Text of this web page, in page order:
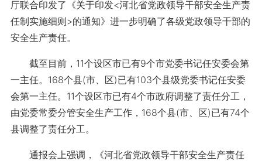
厅联合印发了《关于印发<河北省党政领导干部安全生产责
任制实施细则>的通知》进一步明确了各级党政领导干部的
安全生产责任。
截至目前，11个设区市已有9个市党委书记任安委会第
一主任。168个县(市、区)已有103个县级党委书记任安委
会第一主任。11个设区市已有4个市政府调整了责任分工，
由党委常委分管安全生产工作，168个县(市、区)已有74个
县调整了责任分工。
通报会上强调，《河北省党政领导干部安全生产责任